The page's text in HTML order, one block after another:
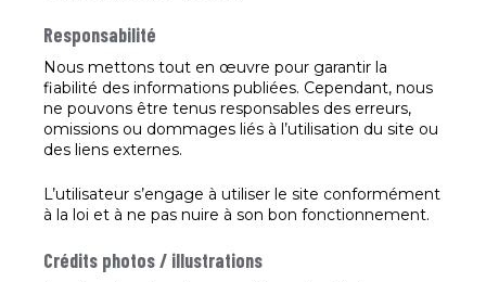
Responsabilité
Nous mettons tout en œuvre pour garantir la
fiabilité des informations publiées. Cependant, nous
ne pouvons être tenus responsables des erreurs,
omissions ou dommages liés à l’utilisation du site ou
des liens externes.
L’utilisateur s’engage à utiliser le site conformément
à la loi et à ne pas nuire à son bon fonctionnement.
Crédits photos / illustrations